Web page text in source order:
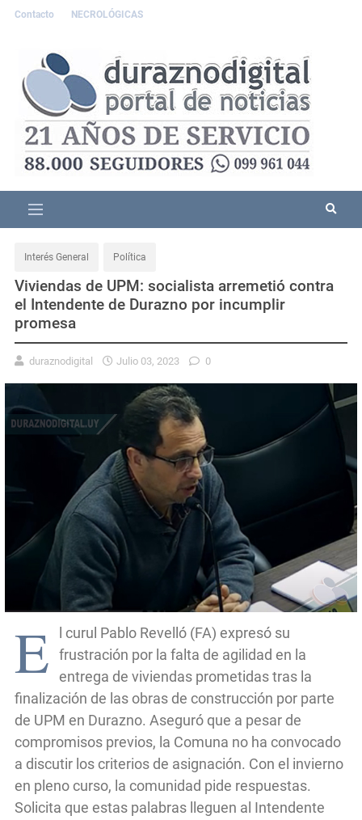
Contacto NECROLÓGICAS
Interés General Política
Viviendas de UPM: socialista arremetió contra
el Intendente de Durazno por incumplir
promesa
duraznodigital Julio 03, 2023 0
E
l curul Pablo Revelló (FA) expresó su
frustración por la falta de agilidad en la
entrega de viviendas prometidas tras la
finalización de las obras de construcción por parte
de UPM en Durazno. Aseguró que a pesar de
compromisos previos, la Comuna no ha convocado
a discutir los criterios de asignación. Con el invierno
en pleno curso, la comunidad pide respuestas.
Solicita que estas palabras lleguen al Intendente